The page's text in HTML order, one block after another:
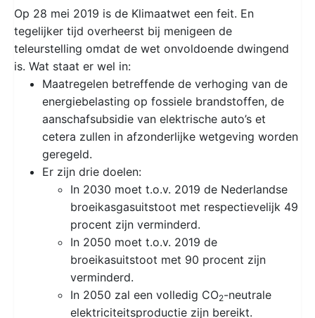
Op 28 mei 2019 is de Klimaatwet een feit. En
tegelijker tijd overheerst bij menigeen de
teleurstelling omdat de wet onvoldoende dwingend
is. Wat staat er wel in:
Maatregelen betreffende de verhoging van de
energiebelasting op fossiele brandstoffen, de
aanschafsubsidie van elektrische auto’s et
cetera zullen in afzonderlijke wetgeving worden
geregeld.
Er zijn drie doelen:
In 2030 moet t.o.v. 2019 de Nederlandse
broeikasgasuitstoot met respectievelijk 49
procent zijn verminderd.
In 2050 moet t.o.v. 2019 de
broeikasuitstoot met 90 procent zijn
verminderd.
In 2050 zal een volledig CO2-neutrale
elektriciteitsproductie zijn bereikt.